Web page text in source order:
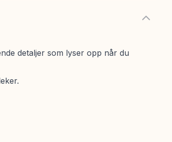
detaljer som lyser opp når du